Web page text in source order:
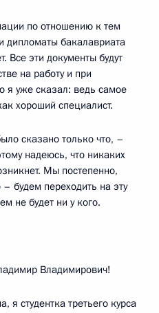
по отношению к тем
дипломаты бакалавриата
Все эти документы будут
на работу и при
я уже сказал: ведь самое
хороший специалист.
сказано только что, –
надеюсь, что никаких
Мы постепенно,
будем переходить на эту
не будет ни у кого.
Владимирович!
я студентка третьего курса